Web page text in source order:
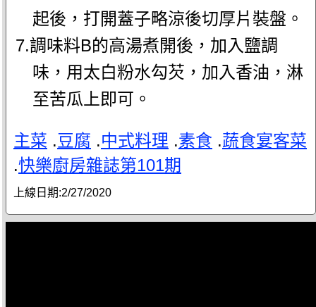
起後，打開蓋子略涼後切厚片裝盤。
7.調味料B的高湯煮開後，加入鹽調
味，用太白粉水勾芡，加入香油，淋
至苦瓜上即可。
主菜 .豆腐 .中式料理 .素食 .蔬食宴客菜
.快樂廚房雜誌第101期
上線日期:2/27/2020